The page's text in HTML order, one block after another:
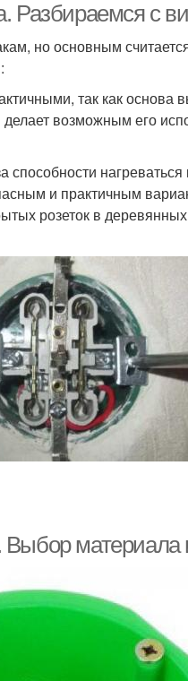
Разбираемся с
но основным
так как основа
возможным его
нагреваться
и практичным
розеток в
материала